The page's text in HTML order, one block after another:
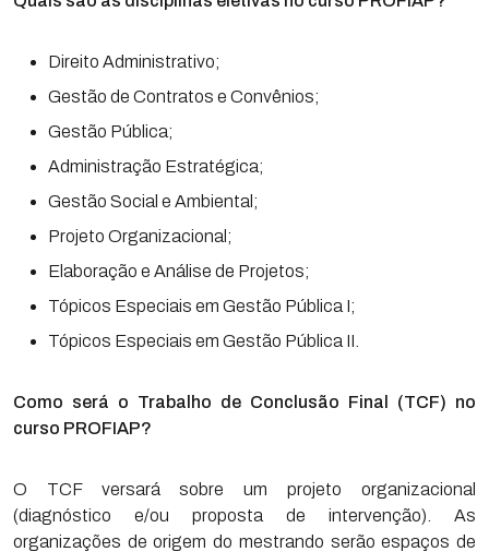
Direito Administrativo;
Gestão de Contratos e Convênios;
Gestão Pública;
Administração Estratégica;
Gestão Social e Ambiental;
Projeto Organizacional;
Elaboração e Análise de Projetos;
Tópicos Especiais em Gestão Pública I;
Tópicos Especiais em Gestão Pública II.
Como será o Trabalho de Conclusão Final (TCF) no
curso PROFIAP?
O TCF versará sobre um projeto organizacional
(diagnóstico e/ou proposta de intervenção). As
organizações de origem do mestrando serão espaços de